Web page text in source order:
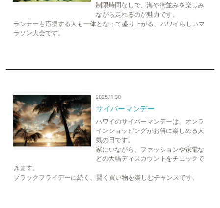
制限時間なしで、海や街並みを楽しみ
ながら走れるのが魅力です。
ランナーも応援する人も一体となって盛り上がる、ハワイらしいマ
ラソン大会です。
2025.11.30
サイバーマンデー
ハワイのサイバーマンデーは、オンラ
インショッピングがお得に楽しめる人
気の日です。
家にいながら、ファッションや家電な
どの大幅ディスカウントをチェックで
きます。
ブラックフライデーに続く、賢く買い物を楽しむチャンスです。